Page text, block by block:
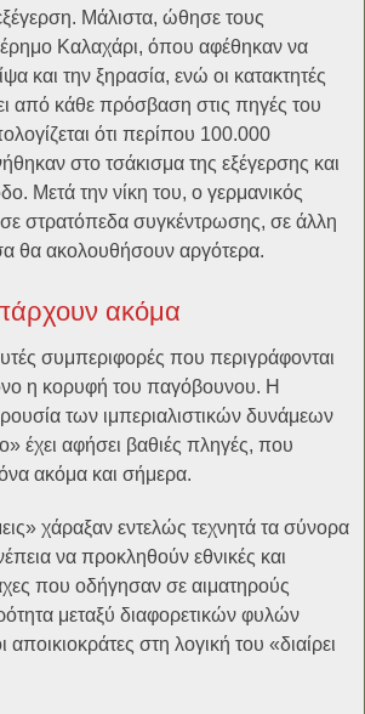
Μάλιστα, ώθησε τους
έρημο Καλαχάρι, όπου αφέθηκαν να
και την ξηρασία, ενώ οι κατακτητές
από κάθε πρόσβαση στις πηγές του
ότι περίπου 100.000
στο τσάκισμα της εξέγερσης και
Μετά την νίκη του, ο γερμανικός
στρατόπεδα συγκέντρωσης, σε άλλη
θα ακολουθήσουν αργότερα.
ακόμα
συμπεριφορές που περιγράφονται
η κορυφή του παγόβουνου. Η
των ιμπεριαλιστικών δυνάμεων
έχει αφήσει βαθιές πληγές, που
ακόμα και σήμερα.
χάραξαν εντελώς τεχνητά τα σύνορα
να προκληθούν εθνικές και
που οδήγησαν σε αιματηρούς
μεταξύ διαφορετικών φυλών
αποικιοκράτες στη λογική του «διαίρει